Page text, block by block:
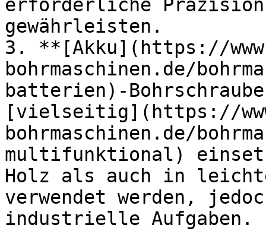
erforderliche
gewährleisten.
3. **[Akku](https://
bohrmaschinen.de/
batterien)-
[vielseitig](https://
bohrmaschinen.de/
multifunktional)
Holz als auch in
verwendet werden,
industrielle Aufgaben.